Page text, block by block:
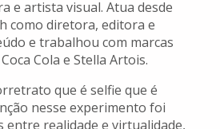
e artista visual. Atua desde
como diretora, editora e
e trabalhou com marcas
Cola e Stella Artois.
que é selfie que é
nesse experimento foi
realidade e virtualidade,